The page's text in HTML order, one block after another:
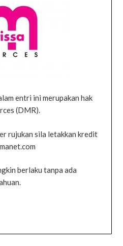
entri ini merupakan hak
(DMR).
rujukan sila letakkan kredit
berlaku tanpa ada